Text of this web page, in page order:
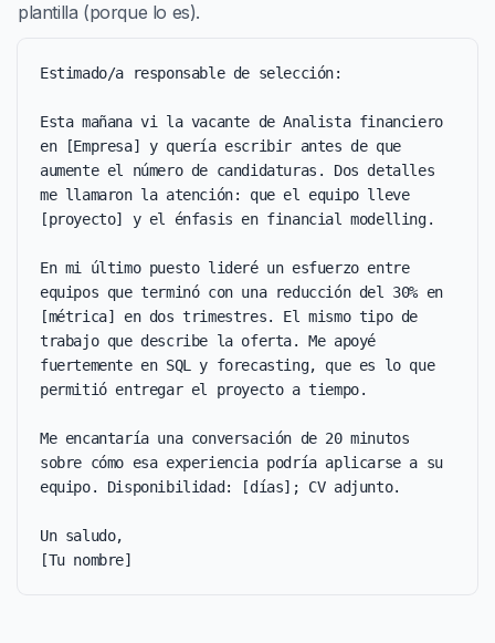
plantilla (porque lo es).
Estimado/a responsable de selección:
Esta mañana vi la vacante de Analista financiero
en [Empresa] y quería escribir antes de que
aumente el número de candidaturas. Dos detalles
me llamaron la atención: que el equipo lleve
[proyecto] y el énfasis en financial modelling.
En mi último puesto lideré un esfuerzo entre
equipos que terminó con una reducción del 30% en
[métrica] en dos trimestres. El mismo tipo de
trabajo que describe la oferta. Me apoyé
fuertemente en SQL y forecasting, que es lo que
permitió entregar el proyecto a tiempo.
Me encantaría una conversación de 20 minutos
sobre cómo esa experiencia podría aplicarse a su
equipo. Disponibilidad: [días]; CV adjunto.
Un saludo,
[Tu nombre]